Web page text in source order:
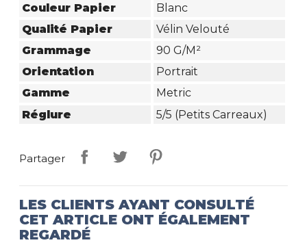
Couleur Papier
Blanc
Qualité Papier
Vélin Velouté
Grammage
90 G/m²
Orientation
Portrait
Gamme
Metric
Réglure
5/5 (petits Carreaux)
Partager
LES CLIENTS AYANT CONSULTÉ
CET ARTICLE ONT ÉGALEMENT
REGARDÉ